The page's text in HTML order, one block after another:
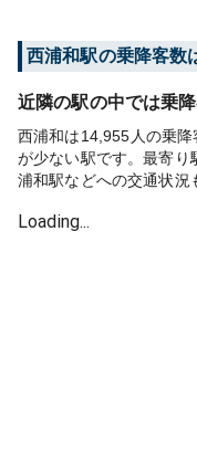
西浦和駅の乗降客数
近隣の駅の中では乗
西浦和は14,955人の乗
が少ない駅です。最寄り
浦和駅などへの交通状況
Loading...